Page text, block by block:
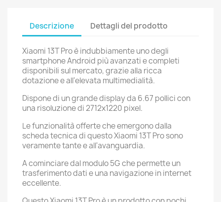
Descrizione Dettagli del prodotto
Xiaomi 13T Pro è indubbiamente uno degli
smartphone Android più avanzati e completi
disponibili sul mercato, grazie alla ricca
dotazione e all'elevata multimedialità.
Dispone di un grande display da 6.67 pollici con
una risoluzione di 2712x1220 pixel.
Le funzionalità offerte che emergono dalla
scheda tecnica di questo Xiaomi 13T Pro sono
veramente tante e all'avanguardia.
A cominciare dal modulo 5G che permette un
trasferimento dati e una navigazione in internet
eccellente.